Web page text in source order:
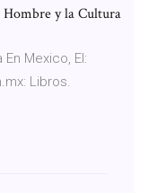
y la Cultura
Mexico, El:
Libros.